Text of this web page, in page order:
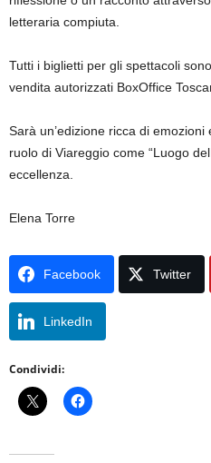
letteraria compiuta.
Tutti i biglietti per gli spettacoli
vendita autorizzati BoxOffice
Sarà un’edizione ricca di
ruolo di Viareggio come “Luogo
eccellenza.
Elena Torre
Facebook Twitter
LinkedIn
Condividi: